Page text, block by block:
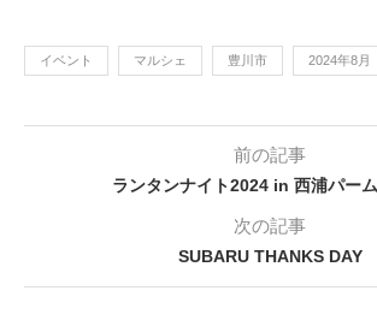
イベント マルシェ 豊川市 2024年8月
前の記事
ランタンナイト2024 in 西浦パー
次の記事
SUBARU THANKS DAY